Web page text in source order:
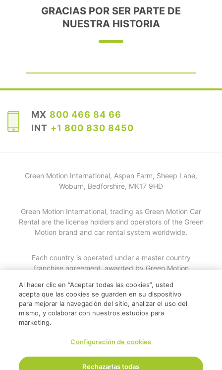
GRACIAS POR SER PARTE DE
NUESTRA HISTORIA
MX 800 466 84 66
INT +1 800 830 8450
Green Motion International, Aspen Farm, Sheep Lane,
Woburn, Bedforshire, MK17 9HD
Green Motion International, trading as Green Motion Car
Rental are the license holders and operators of the Green
Motion brand and car rental system worldwide.
Each country is operated under a master country
franchise agreement, awarded by Green Motion
franchisee may be provided following written request.
© 2026
Al hacer clic en “Aceptar todas las cookies”, usted
acepta que las cookies se guarden en su dispositivo
para mejorar la navegación del sitio, analizar el uso del
mismo, y colaborar con nuestros estudios para
marketing.
Configuración de cookies
Rechazarlas todas